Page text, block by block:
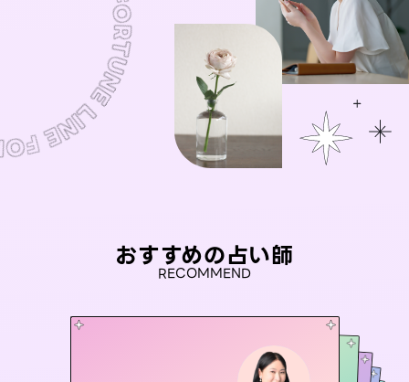
おすすめの占い師
RECOMMEND